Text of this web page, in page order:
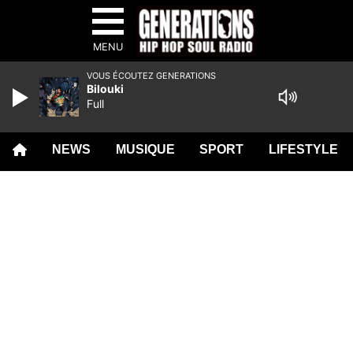
MENU
NEWS MUSIQUE SPORT LIFESTYLE
VOUS ÉCOUTEZ GENERATIONS
Bilouki
Full